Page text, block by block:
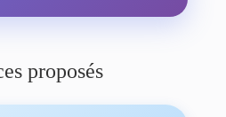
proposés